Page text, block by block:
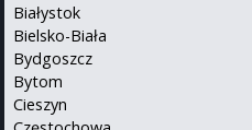
Białystok
Bielsko-Biała
Bydgoszcz
Bytom
Cieszyn